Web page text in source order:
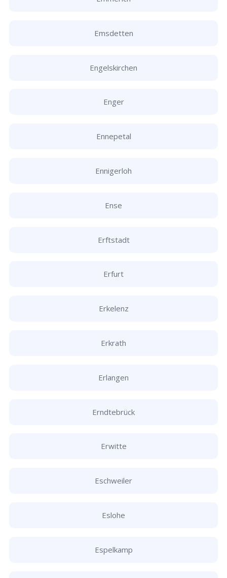
Emsdetten
Engelskirchen
Enger
Ennepetal
Ennigerloh
Ense
Erftstadt
Erfurt
Erkelenz
Erkrath
Erlangen
Erndtebrück
Erwitte
Eschweiler
Eslohe
Espelkamp